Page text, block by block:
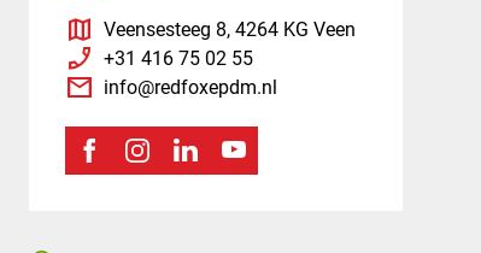
map Veensesteeg 8, 4264 KG Veen
phone_enabled +31 416 75 02 55
mail info@redfoxepdm.nl